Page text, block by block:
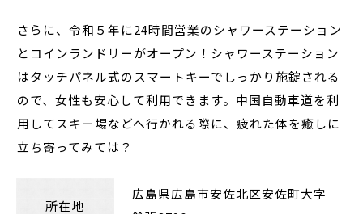
さらに、令和５年に24時間営業のシャワーステーション
とコインランドリーがオープン！シャワーステーション
はタッチパネル式のスマートキーでしっかり施錠される
ので、女性も安心して利用できます。中国自動車道を利
用してスキー場などへ行かれる際に、疲れた体を癒しに
立ち寄ってみては？
所在地
広島県広島市安佐北区安佐町大字